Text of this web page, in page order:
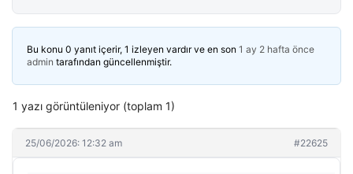
Bu konu 0 yanıt içerir, 1 izleyen vardır ve en son 1 ay 2 hafta önce
admin tarafından güncellenmiştir.
1 yazı görüntüleniyor (toplam 1)
25/06/2026: 12:32 am #22625